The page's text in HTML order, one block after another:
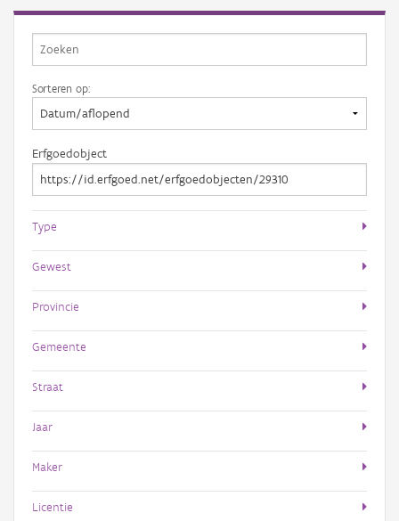
Sorteren op:
Erfgoedobject
Type
Gewest
Provincie
Gemeente
Straat
Jaar
Maker
Licentie